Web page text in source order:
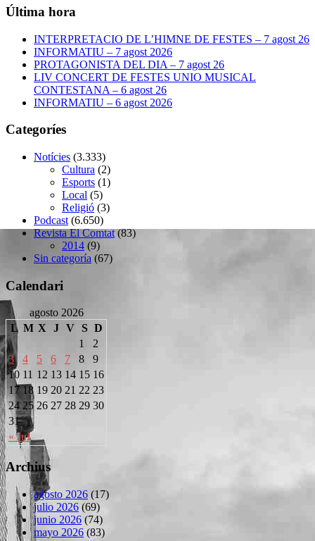
Última hora
INTERPRETACIO DE L’HIMNE DE FESTES – 7 agost 26
INFORMATIU – 7 agost 2026
PROTAGONISTA DEL DIA – 7 agost 26
LIV CONCERT DE FESTES UNIO MUSICAL
CONTESTANA – 6 agost 26
INFORMATIU – 6 agost 2026
Categoríes
Notícies (3.333)
Cultura (2)
Esports (1)
Local (5)
Religió (3)
Podcast (6.650)
Revista El Comtat(83)
2014 (9)
Sin categoría (67)
Calendari
agosto 2026
L M X J V S D
« Jul
1
2
3
4 5 6 7 8
9
10 11 12 13 14 15 16
17 18 19 20 21 22 23
24 25 26 27 28 29 30
31
Archius
agosto 2026 (17)
julio 2026 (69)
junio 2026 (74)
mayo 2026 (83)